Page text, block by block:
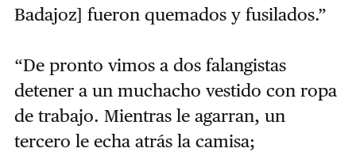
Badajoz] fueron quemados y fusilados.”
“De pronto vimos a dos falangistas
detener a un muchacho vestido con ropa
de trabajo. Mientras le agarran, un
tercero le echa atrás la camisa;